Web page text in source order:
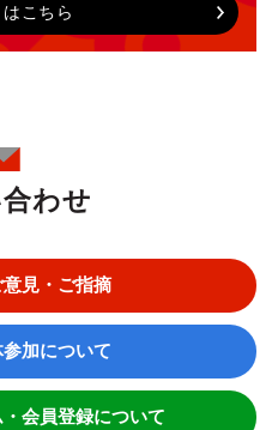
こちら
わせ
見・ご指摘
加について
会員登録について